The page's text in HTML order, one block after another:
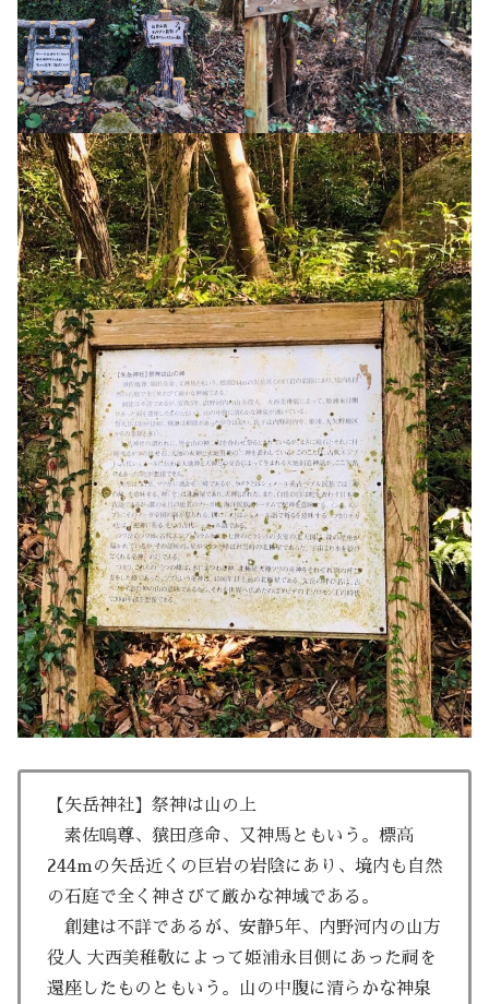
【矢岳神社】祭神は山の上
素佐嗚尊、猿田彦命、又神馬ともいう。標高
244mの矢岳近くの巨岩の岩陰にあり、境内も自然
の石庭で全く神さびて厳かな神域である。
創建は不詳であるが、安静5年、内野河内の山方
役人 大西美稚敬によって姫浦永目側にあった祠を
還座したものともいう。山の中腹に清らかな神泉